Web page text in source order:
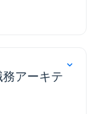
アーキテ